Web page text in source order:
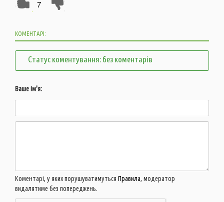
7
КОМЕНТАРІ:
Статус коментування: без коментарів
Ваше ім'я:
Коментарі, у яких порушуватимуться Правила, модератор
видалятиме без попереджень.